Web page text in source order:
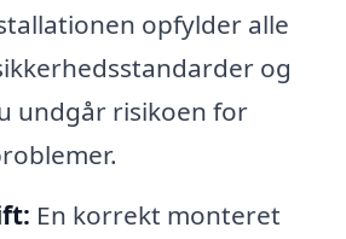
opfylder alle
og
undgår risikoen for
En korrekt monteret